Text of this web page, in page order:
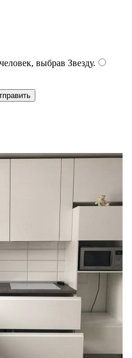
выбрав Звезду.